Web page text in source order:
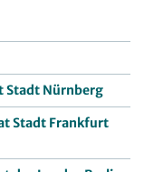
Stadt Nürnberg
Stadt Frankfurt